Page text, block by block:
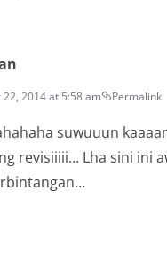
2014 at 5:58 am Permalink
suwuuun
revisiiiii… Lha sini ini